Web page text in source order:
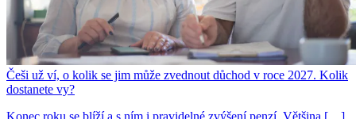
Češi už ví, o kolik se jim může zvednout důchod v roce 2027. Kolik
dostanete vy?
Konec roku se blíží a s ním i pravidelné zvýšení penzí. Většina […]